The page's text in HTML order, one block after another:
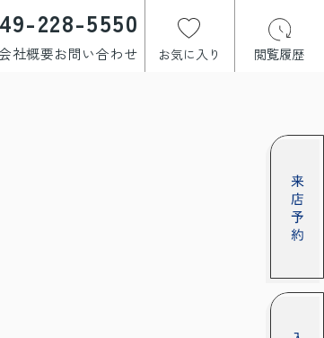
228-5550
社概要お問い合わせ お気に入り 閲覧履歴